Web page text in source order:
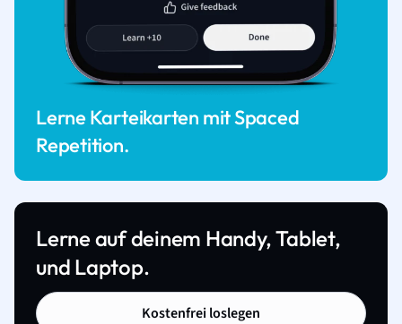
Lerne Karteikarten mit Spaced
Repetition.
Lerne auf deinem Handy, Tablet,
und Laptop.
Kostenfrei loslegen